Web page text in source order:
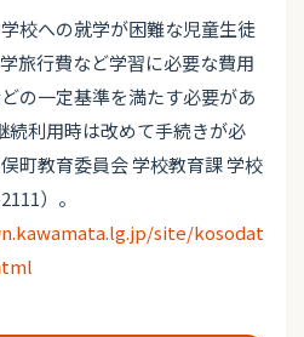
校への就学が困難な児童生徒
旅行費など学習に必要な費用
の一定基準を満たす必要があ
続利用時は改めて手続きが必
町教育委員会 学校教育課 学校
）。
site/kosodat